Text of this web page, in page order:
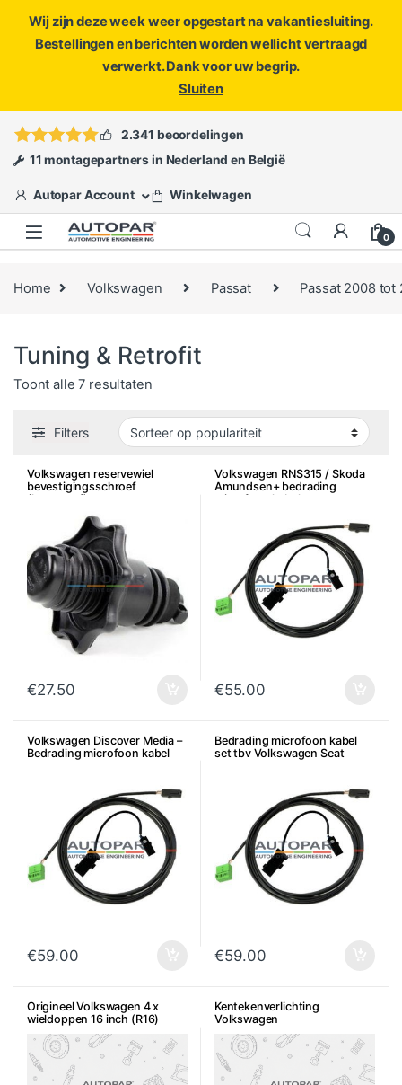
Wij zijn deze week weer opgestart na vakantiesluiting.
Bestellingen en berichten worden wellicht vertraagd
verwerkt. Dank voor uw begrip.
Sluiten
ofopen een ticket
2.341 beoordelingen
11 montagepartners in Nederland en België
Autopar Account Winkelwagen
0
Home Volkswagen Passat Passat 2008 tot
Tuning & Retrofit
Toont alle 7 resultatenGesorteerd op populariteit
Filters
Volkswagen reservewiel
bevestigingsschroef
(kunststof)
€27.50
Volkswagen RNS315 / Skoda
Amundsen+ bedrading
microfoon kabel set
€55.00
Volkswagen Discover Media –
Bedrading microfoon kabel
€59.00
Bedrading microfoon kabel
set tbv Volkswagen Seat
€59.00
Origineel Volkswagen 4 x
wieldoppen 16 inch (R16)
Kentekenverlichting
Volkswagen